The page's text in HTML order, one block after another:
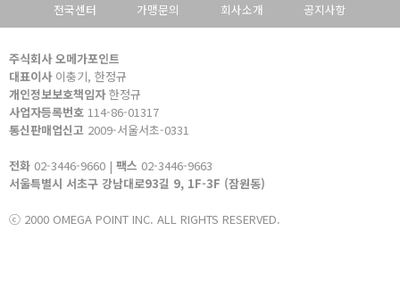
전국센터 가맹문의 회사소개 공지사항
주식회사 오메가포인트
대표이사이충기, 한정규
개인정보보호책임자한정규
사업자등록번호 114-86-01317
통신판매업신고 2009-서울서초-0331
전화 02-3446-9660 | 팩스 02-3446-9663
서울특별시 서초구 강남대로93길 9, 1F-3F (잠원동)
ⓒ 2000 OMEGA POINT INC. ALL RIGHTS RESERVED.